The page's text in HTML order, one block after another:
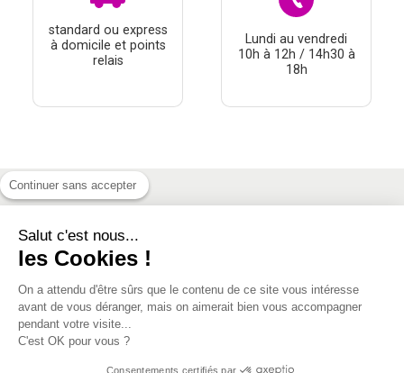
standard ou express
à domicile et points
relais
Lundi au vendredi
10h à 12h / 14h30 à
18h
THÉMATIQUES
À DÉCOUVRIR
MON COMPTE
Continuer sans accepter
Salut c'est nous...
les Cookies !
On a attendu d'être sûrs que le contenu de ce site vous intéresse
avant de vous déranger, mais on aimerait bien vous accompagner
pendant votre visite...
C'est OK pour vous ?
Consentements certifiés par